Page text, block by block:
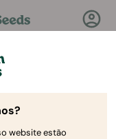
Help Center
website estão